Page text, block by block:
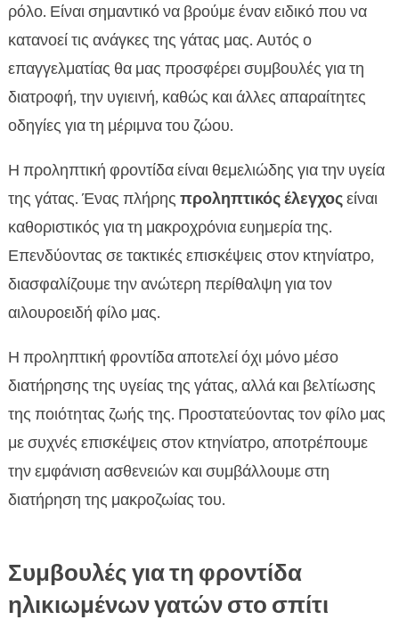
ρόλο. Είναι σημαντικό να βρούμε έναν ειδικό που να
κατανοεί τις ανάγκες της γάτας μας. Αυτός ο
επαγγελματίας θα μας προσφέρει συμβουλές για τη
διατροφή, την υγιεινή, καθώς και άλλες απαραίτητες
οδηγίες για τη μέριμνα του ζώου.
Η προληπτική φροντίδα είναι θεμελιώδης για την υγεία
της γάτας. Ένας πλήρης προληπτικός έλεγχοςείναι
καθοριστικός για τη μακροχρόνια ευημερία της.
Επενδύοντας σε τακτικές επισκέψεις στον κτηνίατρο,
διασφαλίζουμε την ανώτερη περίθαλψη για τον
αιλουροειδή φίλο μας.
Η προληπτική φροντίδα αποτελεί όχι μόνο μέσο
διατήρησης της υγείας της γάτας, αλλά και βελτίωσης
της ποιότητας ζωής της. Προστατεύοντας τον φίλο μας
με συχνές επισκέψεις στον κτηνίατρο, αποτρέπουμε
την εμφάνιση ασθενειών και συμβάλλουμε στη
διατήρηση της μακροζωίας του.
Συμβουλές για τη φροντίδα
ηλικιωμένων γατών στο σπίτι